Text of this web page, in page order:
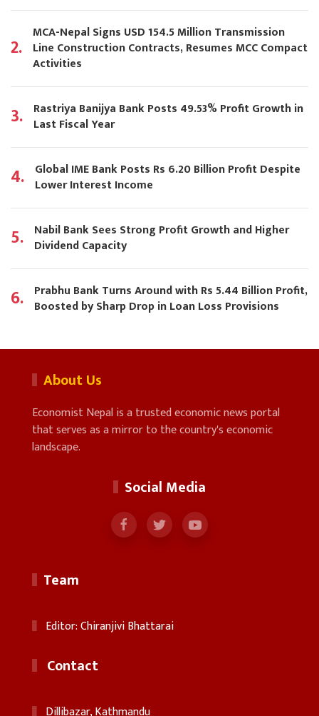
2.
MCA-Nepal Signs USD 154.5 Million Transmission
Line Construction Contracts, Resumes MCC Compact
Activities
3. Rastriya Banijya Bank Posts 49.53% Profit Growth in
Last Fiscal Year
4. Global IME Bank Posts Rs 6.20 Billion Profit Despite
Lower Interest Income
5. Nabil Bank Sees Strong Profit Growth and Higher
Dividend Capacity
6. Prabhu Bank Turns Around with Rs 5.44 Billion Profit,
Boosted by Sharp Drop in Loan Loss Provisions
About Us
Economist Nepal is a trusted economic news portal
that serves as a mirror to the country's economic
landscape.
Social Media
Team
Editor: Chiranjivi Bhattarai
Contact
Dillibazar, Kathmandu